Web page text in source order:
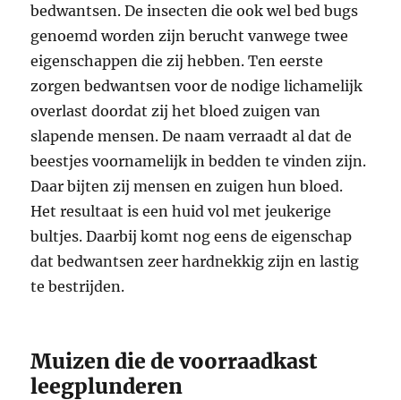
bedwantsen. De insecten die ook wel bed bugs
genoemd worden zijn berucht vanwege twee
eigenschappen die zij hebben. Ten eerste
zorgen bedwantsen voor de nodige lichamelijk
overlast doordat zij het bloed zuigen van
slapende mensen. De naam verraadt al dat de
beestjes voornamelijk in bedden te vinden zijn.
Daar bijten zij mensen en zuigen hun bloed.
Het resultaat is een huid vol met jeukerige
bultjes. Daarbij komt nog eens de eigenschap
dat bedwantsen zeer hardnekkig zijn en lastig
te bestrijden.
Muizen die de voorraadkast
leegplunderen